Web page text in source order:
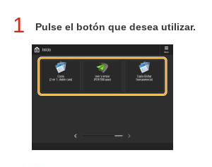
1 Pulse el botón que desea utilizar.